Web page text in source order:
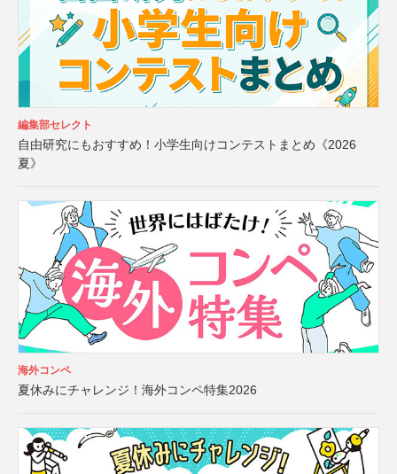
編集部セレクト
自由研究にもおすすめ！小学生向けコンテストまとめ《2026
夏》
海外コンペ
夏休みにチャレンジ！海外コンペ特集2026